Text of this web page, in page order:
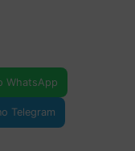
WhatsApp
Telegram